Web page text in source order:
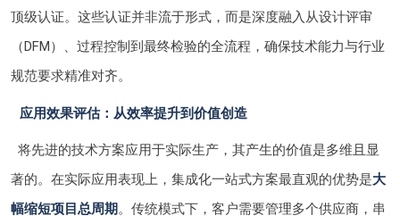
顶级认证。这些认证并非流于形式，而是深度融入从设计评审
（DFM）、过程控制到最终检验的全流程，确保技术能力与行业
规范要求精准对齐。
应用效果评估：从效率提升到价值创造
将先进的技术方案应用于实际生产，其产生的价值是多维且显
著的。在实际应用表现上，集成化一站式方案最直观的优势是大
幅缩短项目总周期。传统模式下，客户需要管理多个供应商，串